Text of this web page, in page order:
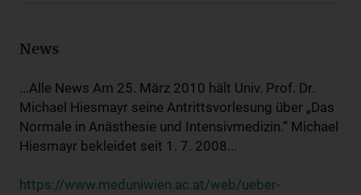
News
...Alle News Am 25. März 2010 hält Univ. Prof. Dr.
Michael Hiesmayr seine Antrittsvorlesung über „Das
Normale in Anästhesie und Intensivmedizin.“ Michael
Hiesmayr bekleidet seit 1. 7. 2008...
https://www.meduniwien.ac.at/web/ueber-